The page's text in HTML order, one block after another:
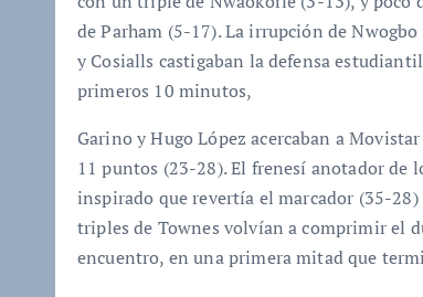
de Parham (5-17). La irrupción de
y Cosialls castigaban la defensa
primeros 10 minutos,
Garino y Hugo López acercaban a
11 puntos (23-28). El frenesí anotador de
inspirado que revertía el marcador (35-
triples de Townes volvían a comprimir el
encuentro, en una primera mitad que